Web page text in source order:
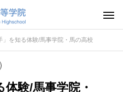
」を知る体験/馬事学院・馬の高校
体験/馬事学院・